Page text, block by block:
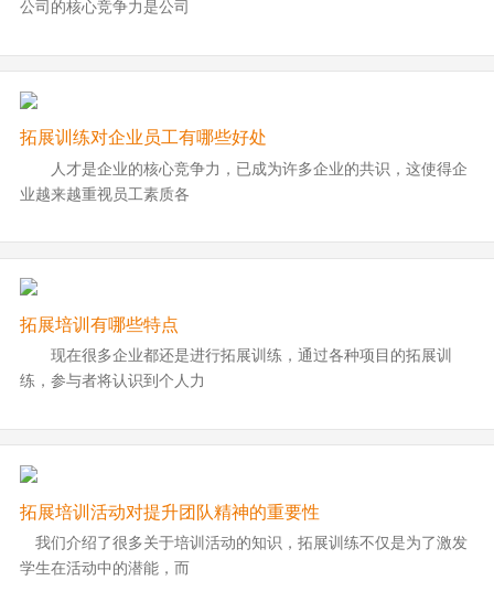
公司的核心竞争力是公司
拓展训练对企业员工有哪些好处
人才是企业的核心竞争力，已成为许多企业的共识，这使得企
业越来越重视员工素质各
拓展培训有哪些特点
现在很多企业都还是进行拓展训练，通过各种项目的拓展训
练，参与者将认识到个人力
拓展培训活动对提升团队精神的重要性
我们介绍了很多关于培训活动的知识，拓展训练不仅是为了激发
学生在活动中的潜能，而